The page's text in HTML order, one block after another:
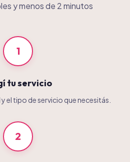
y menos de 2 minutos
1
tu servicio
el tipo de servicio que necesitás.
2